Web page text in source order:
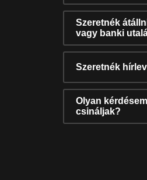
Szeretnék
vagy banki
Szeretnék
Olyan
csináljak?